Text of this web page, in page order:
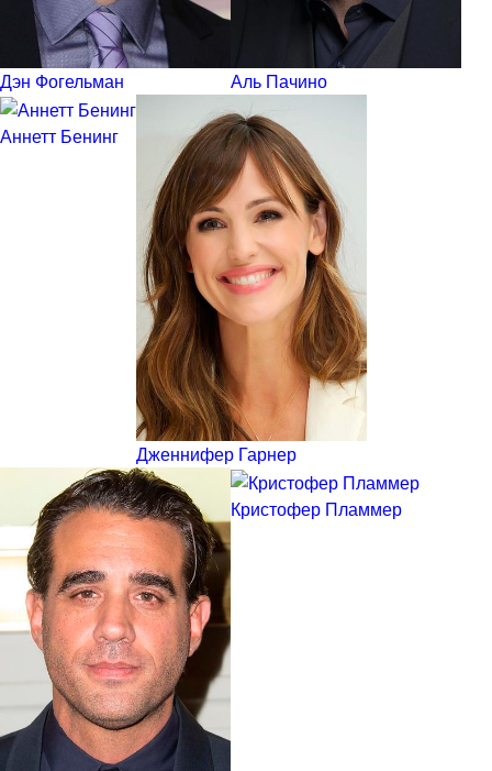
Дэн Фогельман Аль Пачино
Аннетт Бенинг
Дженнифер Гарнер
Кристофер Пламмер